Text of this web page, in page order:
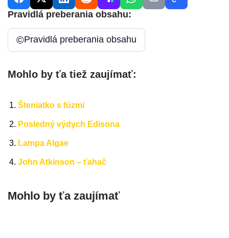
Pravidlá preberania obsahu:
©Pravidlá preberania obsahu
Mohlo by ťa tiež zaujímať:
Šteniatko s fúzmi
Posledný výdych Edisona
Lampa Algae
John Atkinson – ťahač
Mohlo by ťa zaujímať